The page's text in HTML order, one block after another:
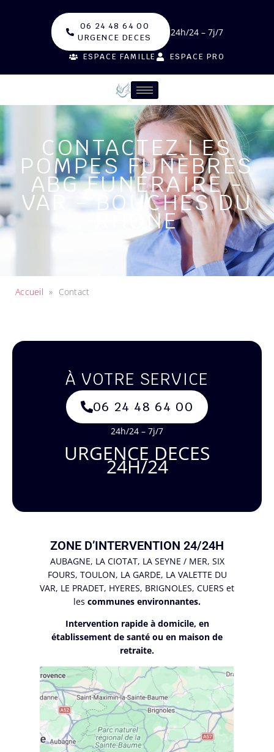
06 24 48 64 00
URGENCE DECES
24h/24 – 7j/7
ESPACE FAMILLE ESPACE PRO
CONTACTEZ LES
POMPES FUNÈBRES
ABG FUNÉRAIRE -
VAR - BOUCHES DU
RHÔNE
Accueil » Contact
À VOTRE SERVICE
06 24 48 64 00
24h/24 – 7j/7
URGENCE DECES
24H/24
ZONE D’INTERVENTION 24/24H
AUBAGNE, LA CIOTAT, LA SEYNE / MER, SIX
FOURS, TOULON, LA GARDE, LA VALETTE DU
VAR, LE PRADET, HYERES, BRIGNOLES, CUERS et
les communes environnantes.
Intervention rapide à domicile, en
établissement de santé ou en maison de
retraite.